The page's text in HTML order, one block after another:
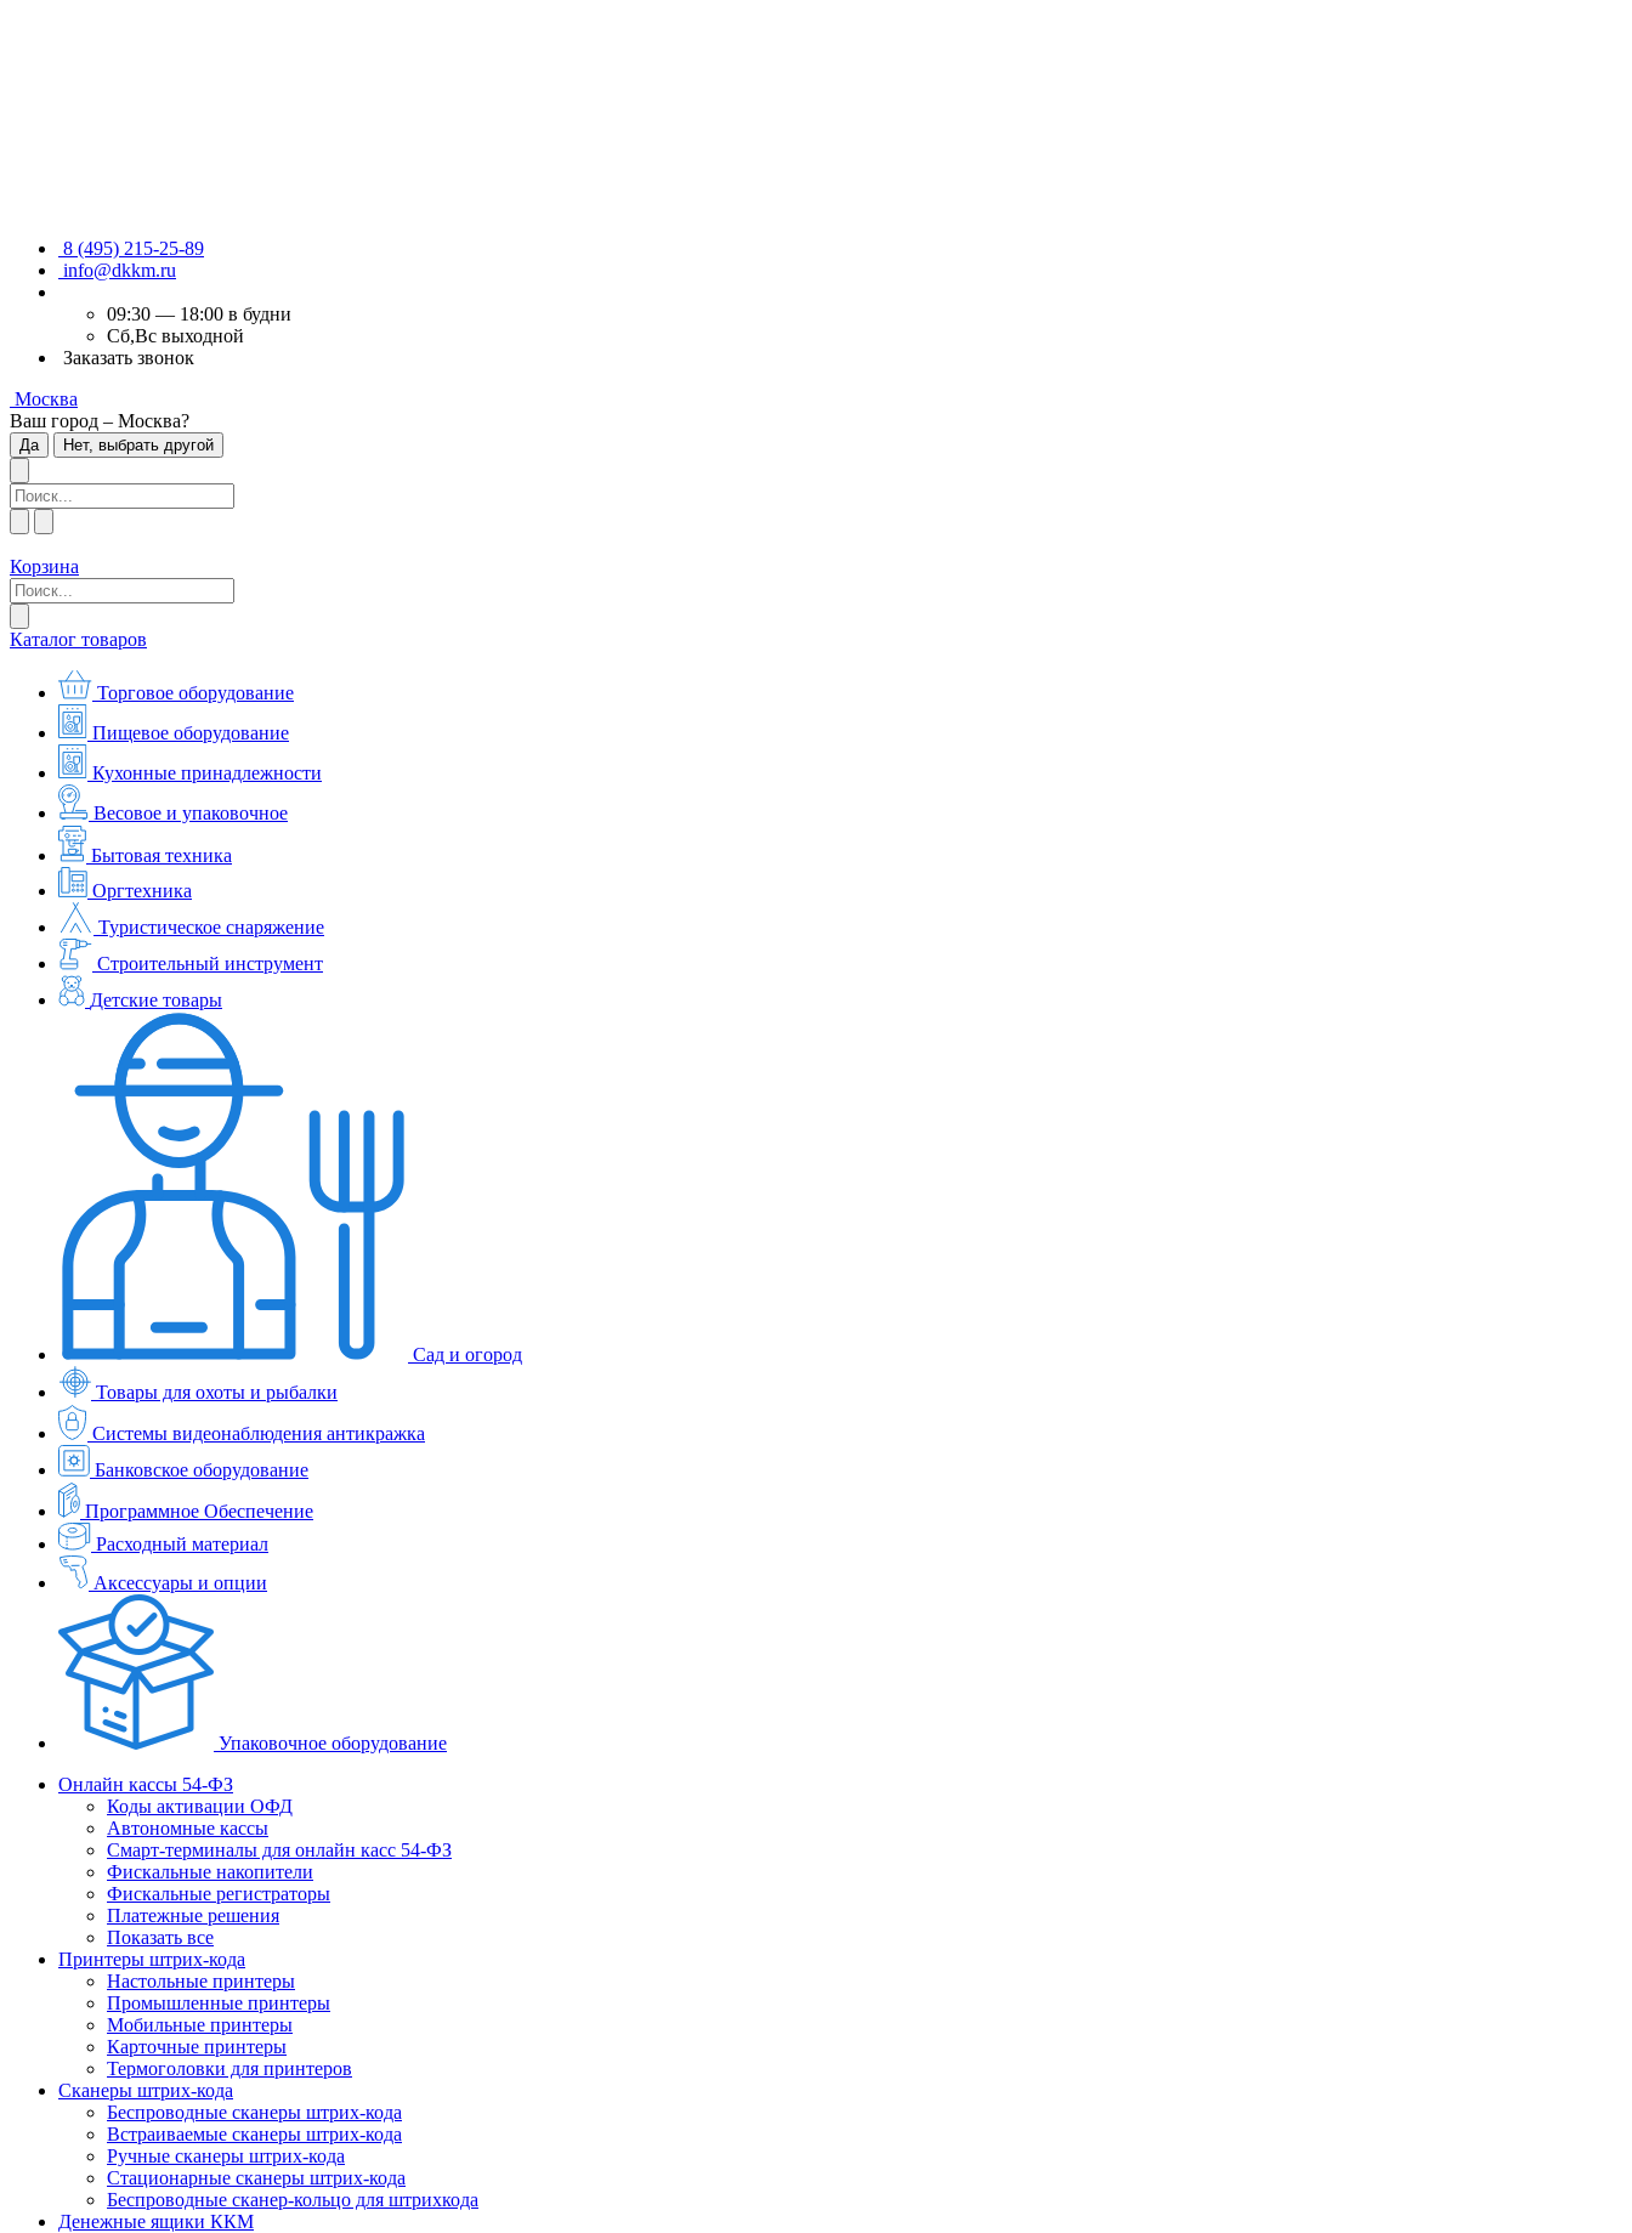
8 (495) 215-25-89
info@dkkm.ru
09:30 — 18:00 в будни
Сб,Вс выходной
Заказать звонок
Москва
Ваш город – Москва?
Да Нет, выбрать другой
Корзина
Каталог товаров
Торговое оборудование
Пищевое оборудование
Кухонные принадлежности
Весовое и упаковочное
Бытовая техника
Оргтехника
Туристическое снаряжение
Строительный инструмент
Детские товары
Сад и огород
Товары для охоты и рыбалки
Системы видеонаблюдения антикражка
Банковское оборудование
Программное Обеспечение
Расходный материал
Аксессуары и опции
Упаковочное оборудование
Онлайн кассы 54-ФЗ
Коды активации ОФД
Автономные кассы
Смарт-терминалы для онлайн касс 54-ФЗ
Фискальные накопители
Фискальные регистраторы
Платежные решения
Показать все
Принтеры штрих-кода
Настольные принтеры
Промышленные принтеры
Мобильные принтеры
Карточные принтеры
Термоголовки для принтеров
Сканеры штрих-кода
Беспроводные сканеры штрих-кода
Встраиваемые сканеры штрих-кода
Ручные сканеры штрих-кода
Стационарные сканеры штрих-кода
Беспроводные сканер-кольцо для штрихкода
Денежные ящики ККМ